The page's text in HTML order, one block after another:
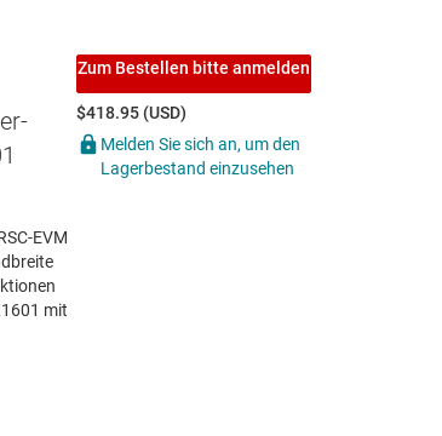
EVM
mit
Zum Bestellen bitte anmelden
$418.95 (USD)
Melden Sie sich an, um den
Lagerbestand einzusehen